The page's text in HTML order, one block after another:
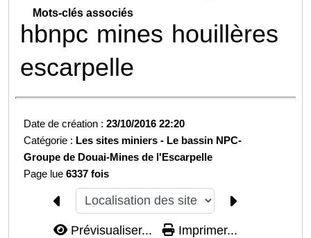
Mots-clés associés
hbnpc mines houillères
escarpelle
Date de création :23/10/2016 22:20
Catégorie : Les sites miniers - Le bassin NPC-
Groupe de Douai-Mines de l'Escarpelle
Page lue6337 fois
Prévisualiser... Imprimer...